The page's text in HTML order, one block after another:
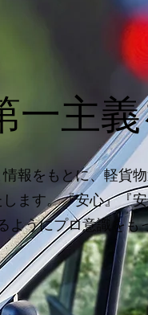
一主
報をもとに、軽貨
ます。『安心』『
うにプロ意識をも